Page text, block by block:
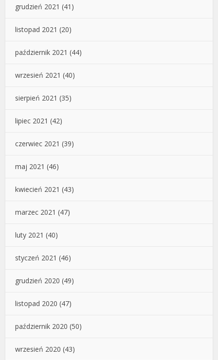
grudzień 2021 (41)
listopad 2021 (20)
październik 2021 (44)
wrzesień 2021 (40)
sierpień 2021 (35)
lipiec 2021 (42)
czerwiec 2021 (39)
maj 2021 (46)
kwiecień 2021 (43)
marzec 2021 (47)
luty 2021 (40)
styczeń 2021 (46)
grudzień 2020 (49)
listopad 2020 (47)
październik 2020 (50)
wrzesień 2020 (43)